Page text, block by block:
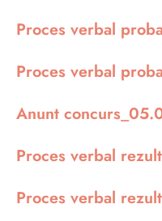
Proces verbal
Proces verbal
Anunt
Proces verbal
Proces verbal